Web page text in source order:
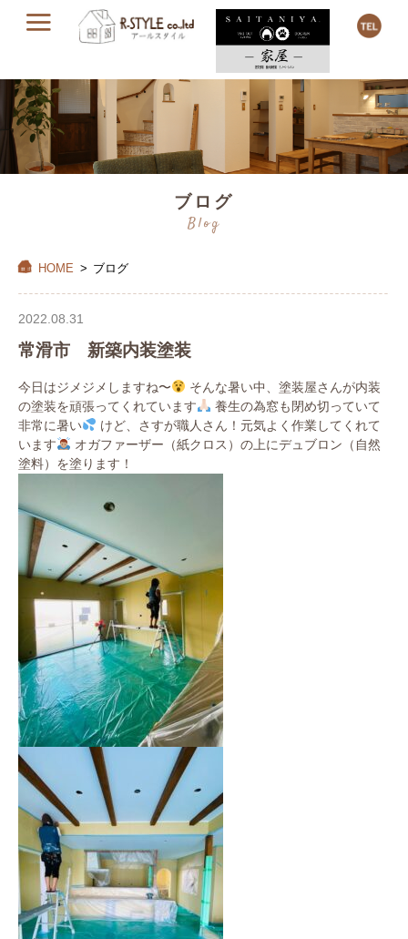
ブログ
Blog
HOME > ブログ
2022.08.31
常滑市 新築内装塗装
今日はジメジメしますね〜
そんな暑い中、塗装屋さんが内装
の塗装を頑張ってくれています
養生の為窓も閉め切っていて
非常に暑い
けど、さすが職人さん！元気よく作業してくれて
います
オガファーザー（紙クロス）の上にデュブロン（自然
塗料）を塗ります！